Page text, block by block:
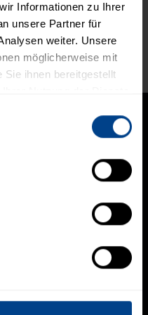
Informationen zu Ihrer
unsere Partner für
weiter. Unsere
möglicherweise mit
Sie ihnen bereitgestellt